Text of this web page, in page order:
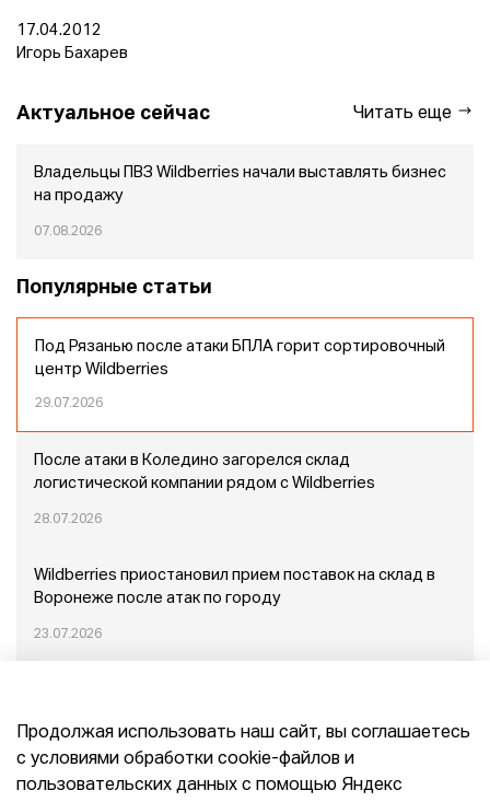
17.04.2012
Игорь Бахарев
Актуальное сейчас Читать еще
Владельцы ПВЗ Wildberries начали выставлять бизнес
на продажу
07.08.2026
Популярные статьи
Под Рязанью после атаки БПЛА горит сортировочный
центр Wildberries
29.07.2026
После атаки в Коледино загорелся склад
логистической компании рядом с Wildberries
28.07.2026
Wildberries приостановил прием поставок на склад в
Воронеже после атак по городу
23.07.2026
Продолжая использовать наш сайт, вы соглашаетесь
с условиями обработки cookie-файлов и
пользовательских данных с помощью Яндекс